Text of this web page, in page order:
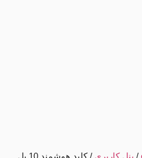
/ پنل کاربری
/ کلید هوشمند 10 پل